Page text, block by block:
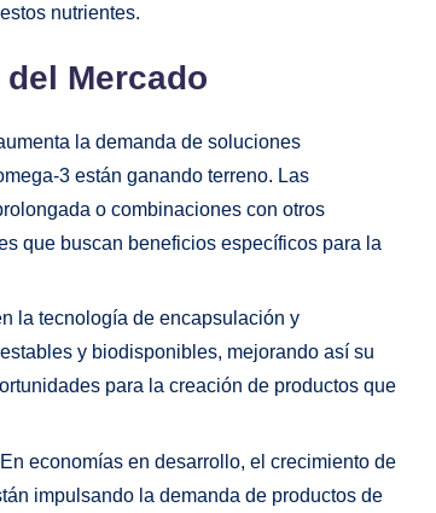
nutrientes.
Mercado
la demanda de soluciones
3 están ganando terreno. Las
o combinaciones con otros
que buscan beneficios específicos para la
la tecnología de encapsulación y
y biodisponibles, mejorando así su
para la creación de productos que
En economías en desarrollo, el crecimiento de
impulsando la demanda de productos de